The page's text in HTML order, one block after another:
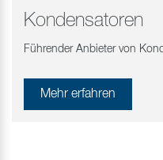
Kondensatoren
Führender Anbieter von
Mehr erfahren